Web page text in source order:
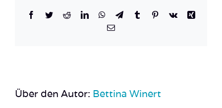
Facebook
TwitterRedditLinkedInWhatsApp
TelegramTumblrPinterest
Vk
Xing
E-
Über den Autor: Bettina Winert